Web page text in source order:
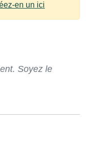
en un ici
Soyez le